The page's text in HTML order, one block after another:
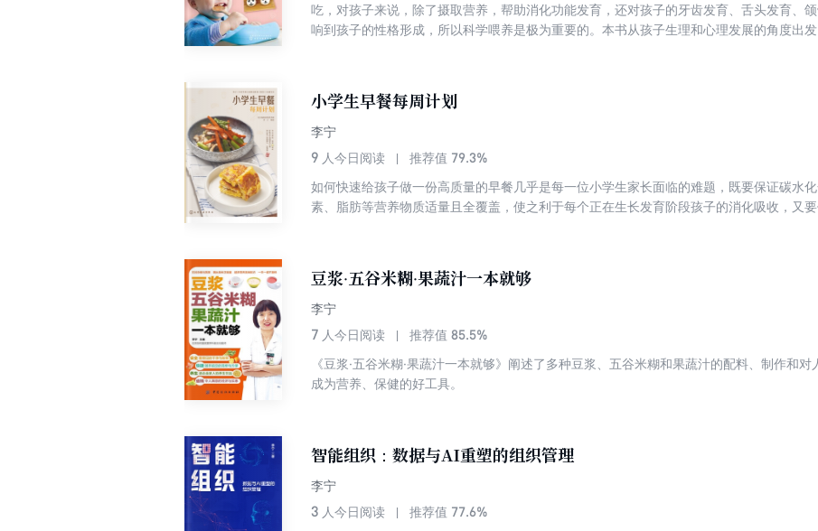
吃，对孩子来说，除了摄取营养，帮助消化功能发育，还对孩子的牙齿发育、舌头发育、
响到孩子的性格形成，所以科学喂养是极为重要的。本书从孩子生理和心理发展的角度出
每日饮食。
小学生早餐每周计划
李宁
9 人今日阅读 推荐值 79.3%
如何快速给孩子做一份高质量的早餐几乎是每一位小学生家长面临的难题，既要保证碳水
素、脂肪等营养物质适量且全覆盖，使之利于每个正在生长发育阶段孩子的消化吸收，又
方案，方便家长朋友们结合家庭情况进行灵活搭配。 孩子吃对早餐太重要了，跟着这本书
简单！
豆浆·五谷米糊·果蔬汁一本就够
李宁
7 人今日阅读 推荐值 85.5%
《豆浆·五谷米糊·果蔬汁一本就够》阐述了多种豆浆、五谷米糊和果蔬汁的配料、制作和
成为营养、保健的好工具。
智能组织：数据与AI重塑的组织管理
李宁
3 人今日阅读 推荐值 77.6%